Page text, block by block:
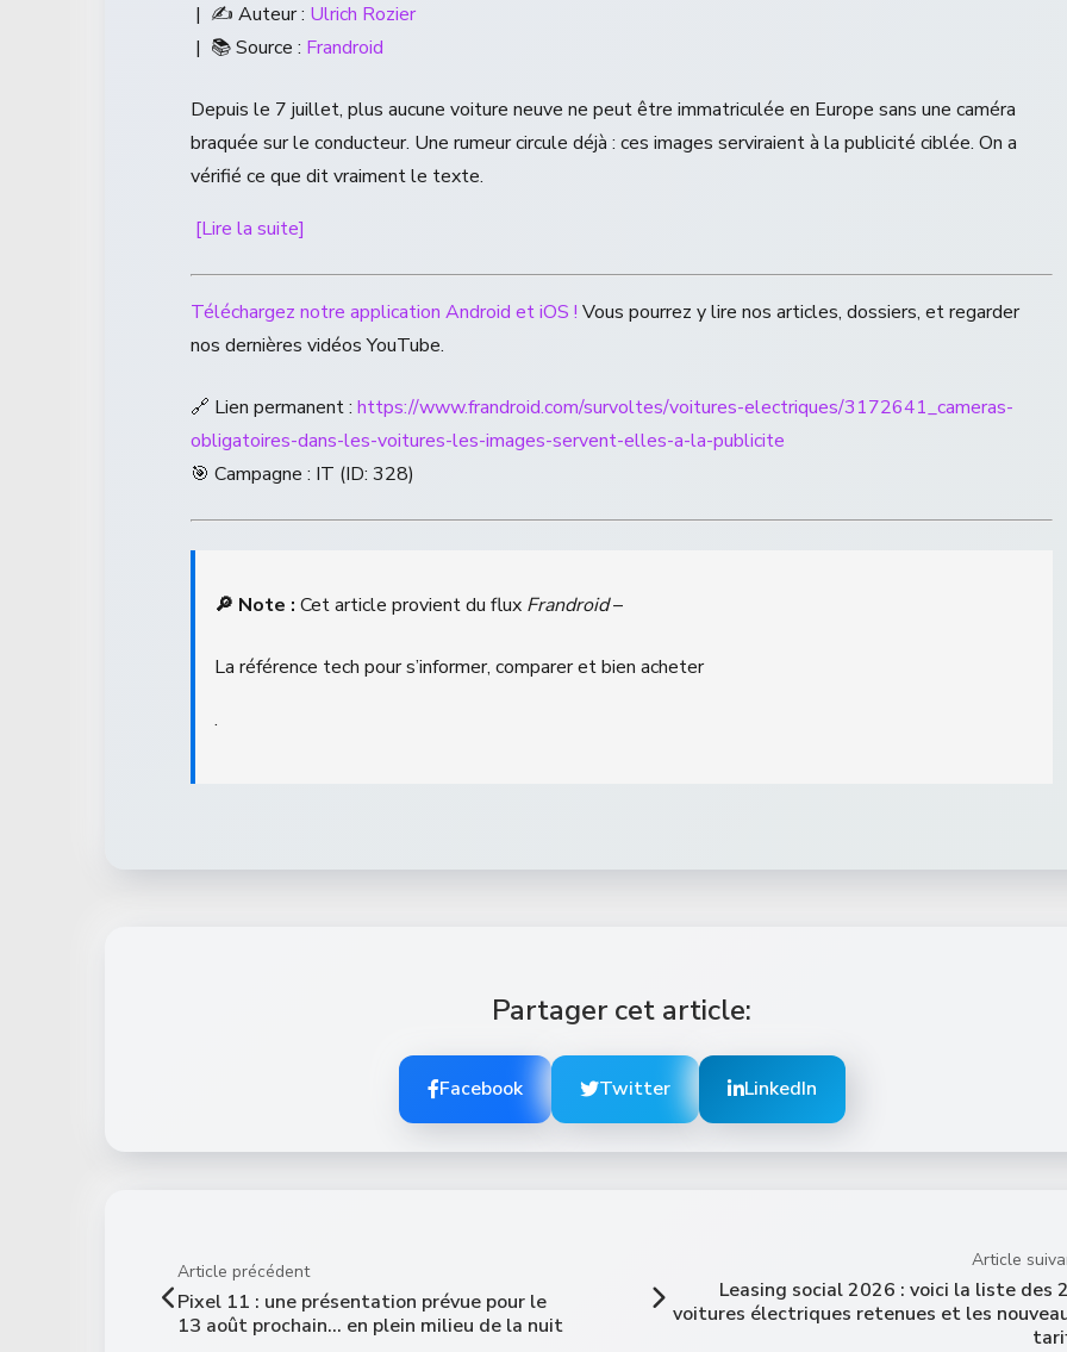
| ✍️ Auteur : Ulrich Rozier
| 📚 Source : Frandroid
Depuis le 7 juillet, plus aucune voiture neuve ne peut être immatriculée en Europe sans une caméra
braquée sur le conducteur. Une rumeur circule déjà : ces images serviraient à la publicité ciblée. On a
vérifié ce que dit vraiment le texte.
[Lire la suite]
Téléchargez notre application Android et iOS ! Vous pourrez y lire nos articles, dossiers, et regarder
nos dernières vidéos YouTube.
🔗 Lien permanent : https://www.frandroid.com/survoltes/voitures-electriques/3172641_cameras-
obligatoires-dans-les-voitures-les-images-servent-elles-a-la-publicite
🎯 Campagne : IT (ID: 328)
🔎 Note : Cet article provient du flux Frandroid–
La référence tech pour s’informer, comparer et bien acheter
.
Partager cet article:
Facebook Twitter LinkedIn
Article précédent
Pixel 11 : une présentation prévue pour le
13 août prochain… en plein milieu de la nuit
Article
Leasing social 2026 : voici la liste des
voitures électriques retenues et les